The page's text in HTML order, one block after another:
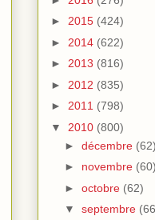
► 2015 (424)
► 2014 (622)
► 2013 (816)
► 2012 (835)
► 2011 (798)
▼ 2010 (800)
► décembre (62)
► novembre (60)
► octobre (62)
▼ septembre